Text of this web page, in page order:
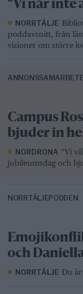
“Vi når inte
NORRTÄLJE
poddavsnitt, från
visioner om större
ANNONSSAMARBETE
Campus
bjuder in
NORDRONA "Vi
jubileumsdag och
NORRTÄLJEPODDEN
och
NORRTÄLJE Du